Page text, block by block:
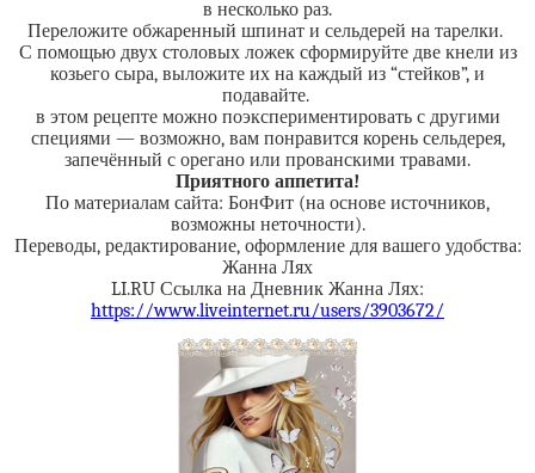
в несколько раз.
Переложите обжаренный шпинат и сельдерей на тарелки.
С помощью двух столовых ложек сформируйте две кнели из
козьего сыра, выложите их на каждый из “стейков”, и
подавайте.
в этом рецепте можно поэкспериментировать с другими
специями — возможно, вам понравится корень сельдерея,
запечённый с орегано или прованскими травами.
Приятного аппетита!
По материалам сайта: БонФит (на основе источников,
возможны неточности).
Переводы, редактирование, оформление для вашего удобства:
Жанна Лях
LI.RU Ссылка на Дневник Жанна Лях:
https://www.liveinternet.ru/users/3903672/